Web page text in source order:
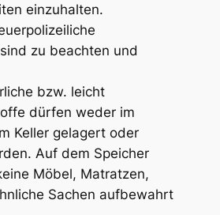
einzuhalten.
zu beachten und
bzw. leicht
dürfen weder im
Keller gelagert oder
Auf dem Speicher
Möbel, Matratzen,
Sachen aufbewahrt